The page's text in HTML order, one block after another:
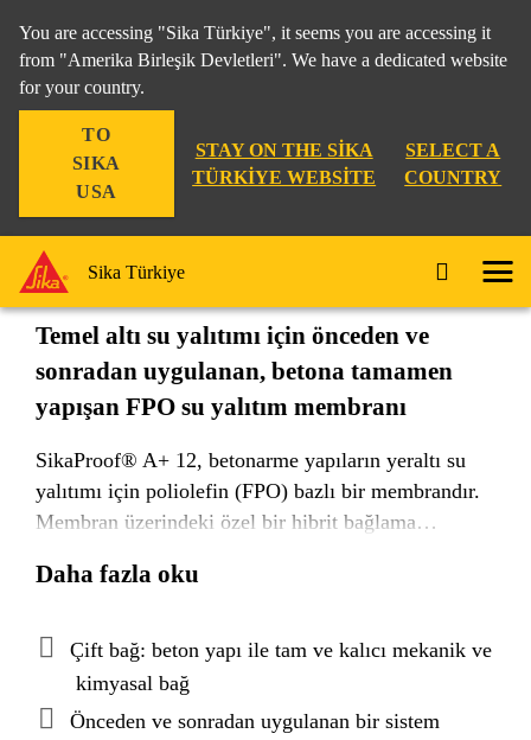
You are accessing "Sika Türkiye", it seems you are accessing it
from "Amerika Birleşik Devletleri". We have a dedicated website
for your country.
TO
SIKA
USA
STAY ON THE SIKA
TÜRKIYE WEBSITE
SELECT A
COUNTRY
Sika Türkiye
SikaProof® A+ 12
Temel altı su yalıtımı için önceden ve
sonradan uygulanan, betona tamamen
yapışan FPO su yalıtım membranı
SikaProof® A+ 12, betonarme yapıların yeraltı su
yalıtımı için poliolefin (FPO) bazlı bir membrandır.
Membran üzerindeki özel bir hibrit bağlama
oluşturur. Membran önceden veya sonradan
veya uygun ısı ekipmanı kullanılarak termal
birleştirme ile kapatılır. Toplam kalınlık 1,75 mm'dir
ve membran kalınlığı 1,20 mm'dir.
Daha fazla oku
Çift bağ: beton yapı ile tam ve kalıcı mekanik ve
kimyasal bağ
Önceden ve sonradan uygulanan bir sistem